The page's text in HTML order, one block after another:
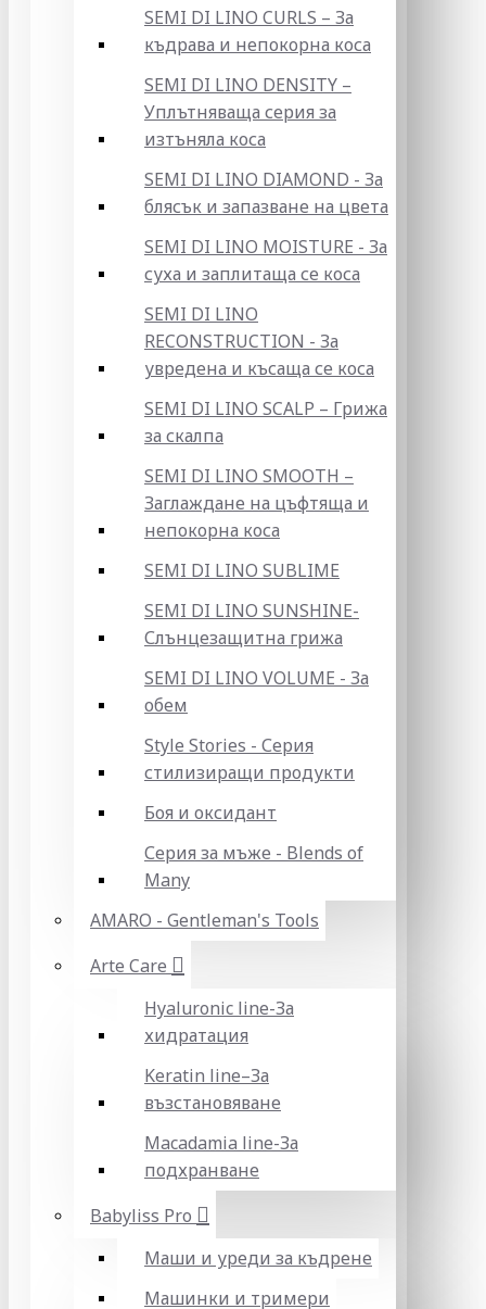
SEMI DI LINO CURLS – За
къдрава и непокорна коса
SEMI DI LINO DENSITY –
Уплътняваща серия за
изтъняла коса
SEMI DI LINO DIAMOND - За
блясък и запазване на цвета
SEMI DI LINO MOISTURE - За
суха и заплитаща се коса
SEMI DI LINO
RECONSTRUCTION - За
увредена и късаща се коса
SEMI DI LINO SCALP – Грижа
за скалпа
SEMI DI LINO SMOOTH –
Заглаждане на цъфтяща и
непокорна коса
SEMI DI LINO SUBLIME
SEMI DI LINO SUNSHINE-
Слънцезащитна грижа
SEMI DI LINO VOLUME - За
обем
Style Stories - Серия
стилизиращи продукти
Боя и оксидант
Серия за мъже - Blends of
Many
AMARO - Gentleman's Tools
Arte Care
Hyaluronic line-За
хидратация
Keratin line–За
възстановяване
Macadamia line-За
подхранване
Babyliss Pro
Маши и уреди за къдрене
Машинки и тримери